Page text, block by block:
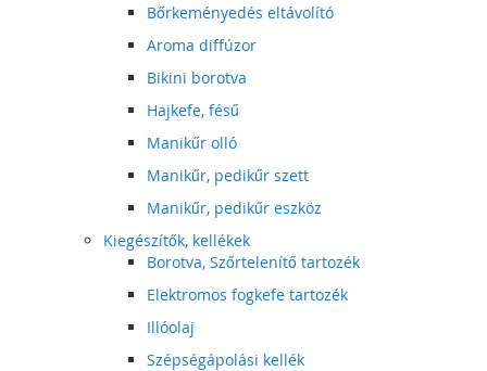
Bőrkeményedés eltávolító
Aroma diffúzor
Bikini borotva
Hajkefe, fésű
Manikűr olló
Manikűr, pedikűr szett
Manikűr, pedikűr eszköz
Kiegészítők, kellékek
Borotva, Szőrtelenítő tartozék
Elektromos fogkefe tartozék
Illóolaj
Szépségápolási kellék